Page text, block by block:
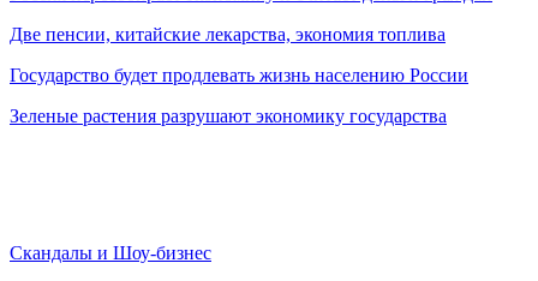
Две пенсии, китайские лекарства, экономия топлива
Государство будет продлевать жизнь населению России
Зеленые растения разрушают экономику государства
Скандалы и Шоу-бизнес